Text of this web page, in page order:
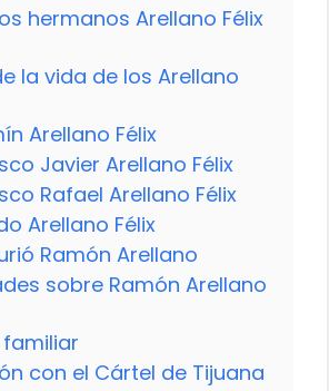
hermanos Arellano Félix
la vida de los Arellano
Arellano Félix
Javier Arellano Félix
Rafael Arellano Félix
Arellano Félix
Ramón Arellano
sobre Ramón Arellano
con el Cártel de Tijuana